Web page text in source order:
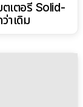
เตอรี่ Solid-
าเดิม